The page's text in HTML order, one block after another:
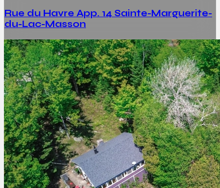
Rue du Havre App. 14 Sainte-Marguerite-
du-Lac-Masson